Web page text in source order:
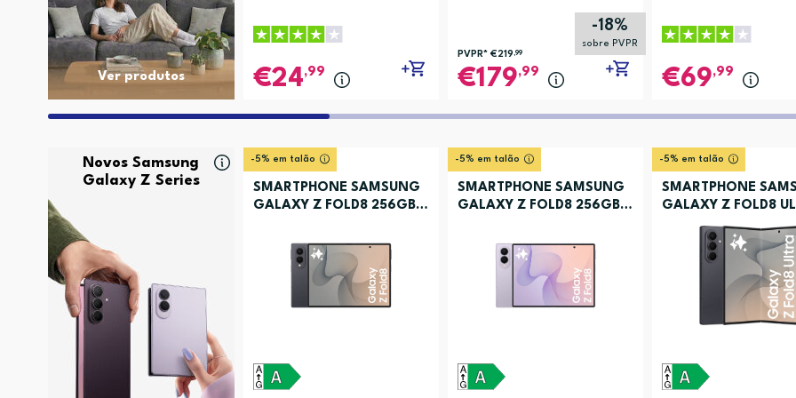
Ver produtos 24,99
-18%
sobre PVPR
PVPR* €219,99
179,99 69,99
Novos Samsung
Galaxy Z Series
-5% em talão
SMARTPHONE SAMSUNG
GALAXY Z FOLD8 256GB
-5% em talão
SMARTPHONE SAMSUNG
GALAXY Z FOLD8 256GB
-5% em talão
SMARTPHONE
GALAXY Z FOLD8
512 GRAFITE